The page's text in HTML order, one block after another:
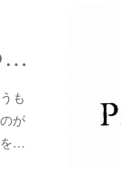
Proustとわたし 音楽が好き！１つの音に広がる想い。
も
が
を…